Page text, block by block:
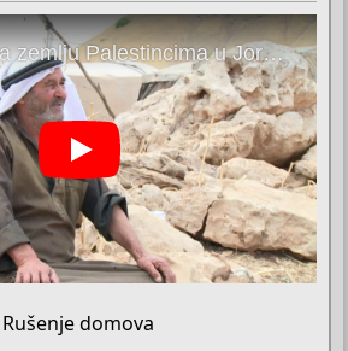
Rušenje domova